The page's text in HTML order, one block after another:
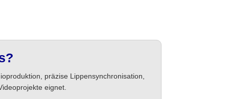
präzise Lippensynchronisation,
eignet.